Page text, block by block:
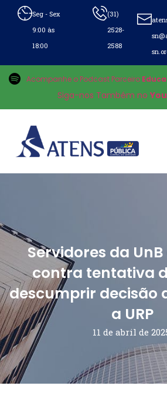
Seg - Sex
9:00 às
18:00
(31)
2528-
2588
Acompanhe o Podcast Parceiro
Siga-nos Também no
Servidores da
contra tentativa
descumprir decisão
a URP
11 de abril de